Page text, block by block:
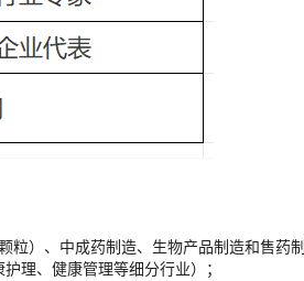
粒）、中成药制造、生物产品制造和售药制
理、健康管理等细分行业）；